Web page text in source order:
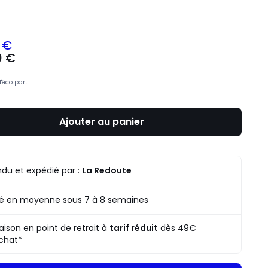
€
€
part
Ajouter au panier
et expédié par : La Redoute
en moyenne sous 7 à 8 semaines
en point de retrait à tarif réduit dès 49€